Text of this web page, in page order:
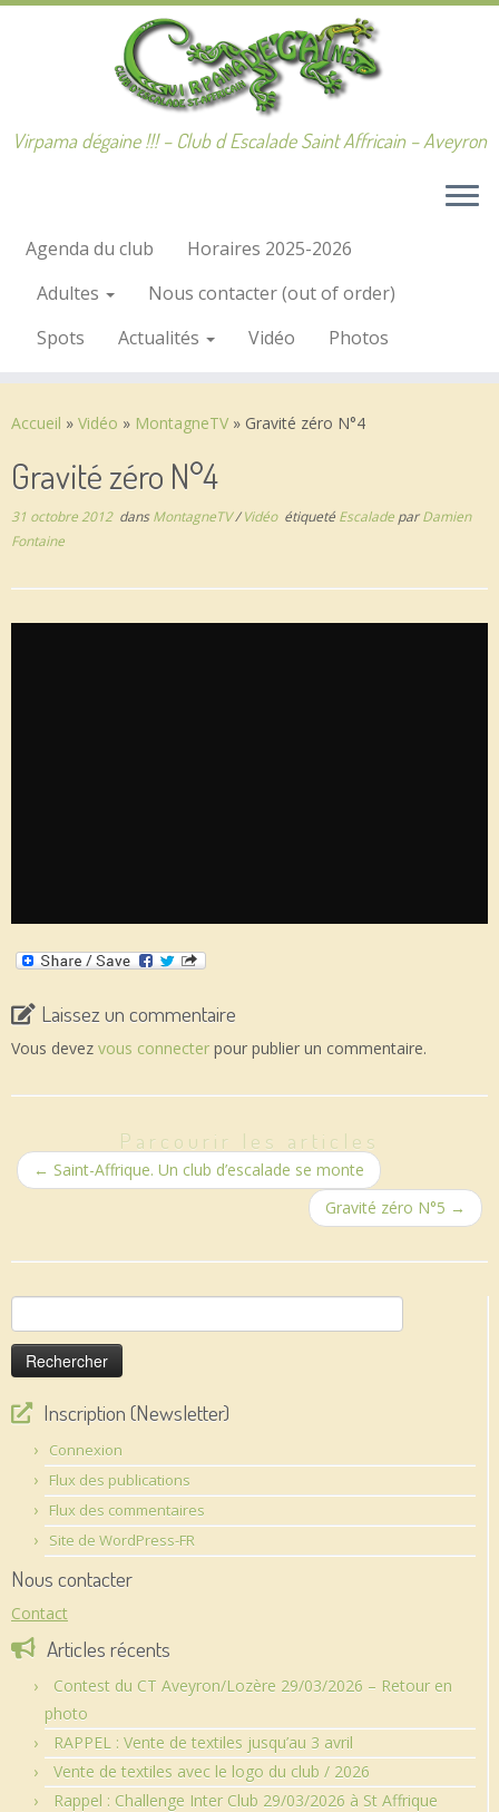
Passer
Virpama dégaine !!! – Club d Escalade Saint Affricain – Aveyron
Agenda du club
Horaires 2025-2026
Adultes
Nous contacter (out of order)
Spots
Actualités Vidéo Photos
Accueil » Vidéo » MontagneTV » Gravité zéro N°4
Gravité zéro N°4
31 octobre 2012dansMontagneTV/Vidéo étiqueté Escalade parDamien
Fontaine
Laissez un commentaire
Vous devez vous connecter pour publier un commentaire.
Parcourir les articles
← Saint-Affrique. Un club d’escalade se monte
Gravité zéro N°5 →
Rechercher :
Inscription (Newsletter)
Connexion
Flux des publications
Flux des commentaires
Site de WordPress-FR
Nous contacter
Contact
Articles récents
Contest du CT Aveyron/Lozère 29/03/2026 – Retour en
photo
RAPPEL : Vente de textiles jusqu’au 3 avril
Vente de textiles avec le logo du club / 2026
Rappel : Challenge Inter Club 29/03/2026 à St Affrique